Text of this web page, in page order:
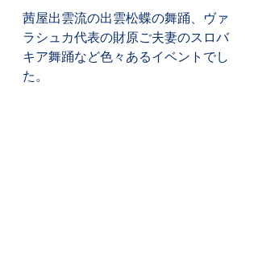
茜屋出雲流の出雲松蝶の舞踊、ヴァ
ラシュカ代表の財原ご夫妻のスロバ
キア舞踊など色々あるイベントでし
た。